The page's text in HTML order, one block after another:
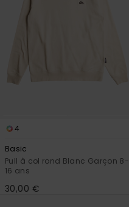
4
Basic
Pull à col rond Blanc Garçon 8-
16 ans
30,00 €